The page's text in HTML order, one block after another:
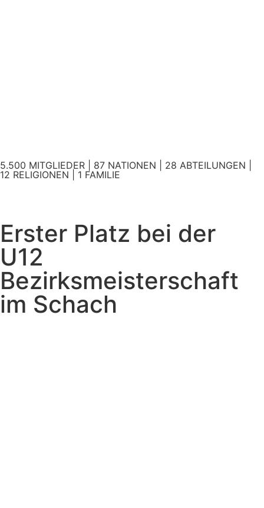
5.500 MITGLIEDER | 87 NATIONEN | 28 ABTEILUNGEN |
12 RELIGIONEN | 1 FAMILIE
Erster Platz bei der
U12
Bezirksmeisterschaft
im Schach